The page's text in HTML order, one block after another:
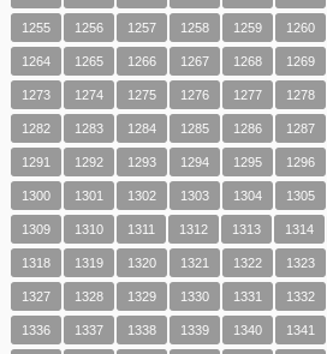
1255 1256 1257 1258 1259 1260
1264 1265 1266 1267 1268 1269
1273 1274 1275 1276 1277 1278
1282 1283 1284 1285 1286 1287
1291 1292 1293 1294 1295 1296
1300 1301 1302 1303 1304 1305
1309 1310 1311 1312 1313 1314
1318 1319 1320 1321 1322 1323
1327 1328 1329 1330 1331 1332
1336 1337 1338 1339 1340 1341